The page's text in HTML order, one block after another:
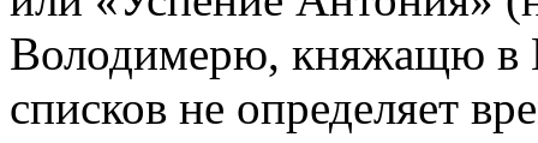
Володимерю, княжащю в
списков не определяет